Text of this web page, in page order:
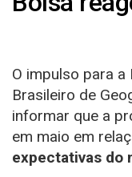
O impulso para
Brasileiro de
informar que a
em maio em
expectativas do